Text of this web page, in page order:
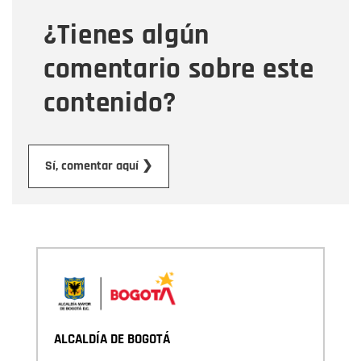
¿Tienes algún
comentario sobre este
contenido?
Sí, comentar aquí ❯
Mensaje
ALCALDÍA DE BOGOTÁ